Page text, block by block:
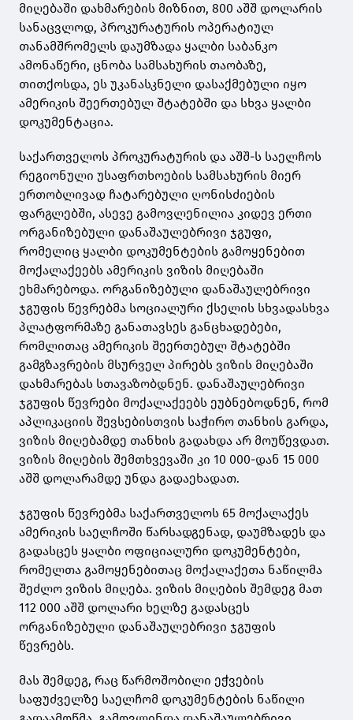
მიღებაში დახმარების მიზნით, 800 აშშ დოლარის
სანაცვლოდ, პროკურატურის ოპერატიულ
თანამშრომელს დაუმზადა ყალბი საბანკო
ამონაწერი, ცნობა სამსახურის თაობაზე,
თითქოსდა, ეს უკანასკნელი დასაქმებული იყო
ამერიკის შეერთებულ შტატებში და სხვა ყალბი
დოკუმენტაცია.
საქართველოს პროკურატურის და აშშ-ს საელჩოს
რეგიონული უსაფრთხოების სამსახურის მიერ
ერთობლივად ჩატარებული ღონისძიების
ფარგლებში, ასევე გამოვლენილია კიდევ ერთი
ორგანიზებული დანაშაულებრივი ჯგუფი,
რომელიც ყალბი დოკუმენტების გამოყენებით
მოქალაქეებს ამერიკის ვიზის მიღებაში
ეხმარებოდა. ორგანიზებული დანაშაულებრივი
ჯგუფის წევრებმა სოციალური ქსელის სხვადასხვა
პლატფორმაზე განათავსეს განცხადებები,
რომლითაც ამერიკის შეერთებულ შტატებში
გამგზავრების მსურველ პირებს ვიზის მიღებაში
დახმარებას სთავაზობდნენ. დანაშაულებრივი
ჯგუფის წევრები მოქალაქეებს ეუბნებოდნენ, რომ
აპლიკაციის შევსებისთვის საჭირო თანხის გარდა,
ვიზის მიღებამდე თანხის გადახდა არ მოუწევდათ.
ვიზის მიღების შემთხვევაში კი 10 000-დან 15 000
აშშ დოლარამდე უნდა გადაეხადათ.
ჯგუფის წევრებმა საქართველოს 65 მოქალაქეს
ამერიკის საელჩოში წარსადგენად, დაუმზადეს და
გადასცეს ყალბი ოფიციალური დოკუმენტები,
რომელთა გამოყენებითაც მოქალაქეთა ნაწილმა
შეძლო ვიზის მიღება. ვიზის მიღების შემდეგ მათ
112 000 აშშ დოლარი ხელზე გადასცეს
ორგანიზებული დანაშაულებრივი ჯგუფის
წევრებს.
მას შემდეგ, რაც წარმოშობილი ეჭვების
საფუძველზე საელჩომ დოკუმენტების ნაწილი